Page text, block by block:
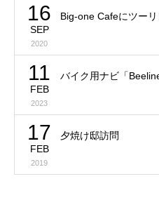
16
SEP
2020
Big-one Cafeにツー
11
FEB
2023
バイク用ナビ「
17
FEB
2019
夕焼け邸訪問